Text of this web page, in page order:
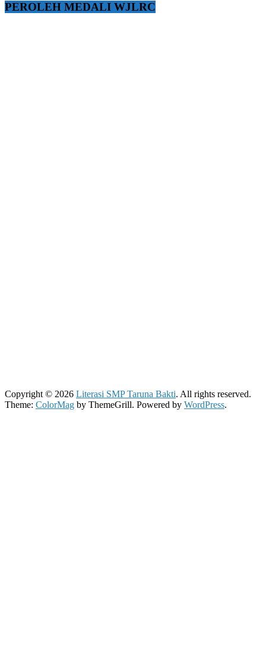
PEROLEH MEDALI WJLRC
Copyright © 2026 Literasi SMP Taruna Bakti. All rights reserved.
Theme: ColorMag by ThemeGrill. Powered by WordPress.